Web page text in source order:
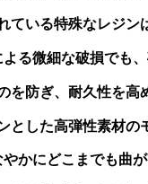
ている特殊なレジン
よる微細な破損でも
を防ぎ、耐久性を高
とした高弾性素材の
やかにどこまでも曲